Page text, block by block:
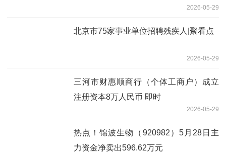
2026-05-29
北京市75家事业单位招聘残疾人|聚看点
2026-05-29
三河市财惠顺商行（个体工商户）成立
注册资本8万人民币 即时
2026-05-29
热点！锦波生物（920982）5月28日主
力资金净卖出596.62万元